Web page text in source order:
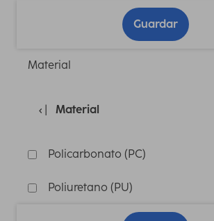
Guardar
Material
Material
Policarbonato (PC)
Poliuretano (PU)